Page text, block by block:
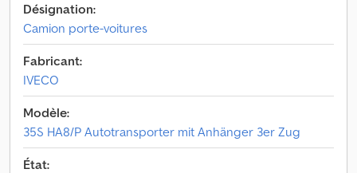
Désignation:
Camion porte-voitures
Fabricant:
IVECO
Modèle:
35S HA8/P Autotransporter mit Anhänger 3er Zug
État: